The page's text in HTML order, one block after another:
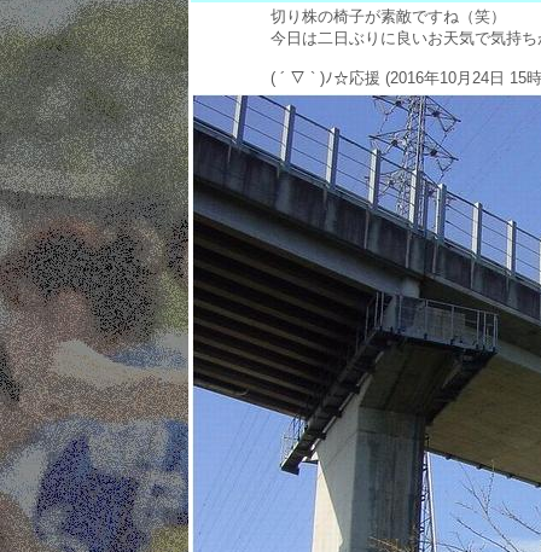
切り株の椅子が素敵ですね（笑）
今日は二日ぶりに良いお天気で気持
( ´ ▽ ` )ﾉ☆応援 (2016年10月24日 15